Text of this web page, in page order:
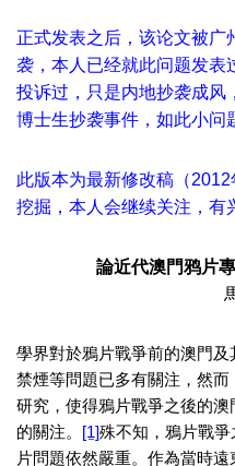
正式发表之后，该论文被广
袭，本人已经就此问题发表
投诉过，只是内地抄袭成风
博士生抄袭事件，如此小问
此版本为最新修改稿（
挖掘，本人会继续关注，有
論近代澳門鸦片
學界對於鴉片戰爭前的澳門及
禁煙等問題已多有關注，然
研究，使得鴉片戰爭之後的
的關注。 [1]殊不知，鴉片戰爭
片問題依然嚴重。作為當時